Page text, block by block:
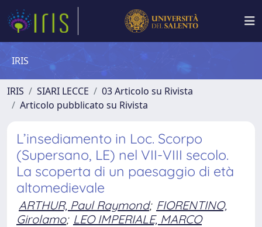
IRIS
IRIS SIARI LECCE
03 Articolo su Rivista
Articolo pubblicato su Rivista
L’insediamento in Loc. Scorpo
(Supersano, LE) nel VII-VIII secolo.
La scoperta di un paesaggio di età
altomedievale
ARTHUR, Paul Raymond; FIORENTINO,
Girolamo; LEO IMPERIALE, MARCO